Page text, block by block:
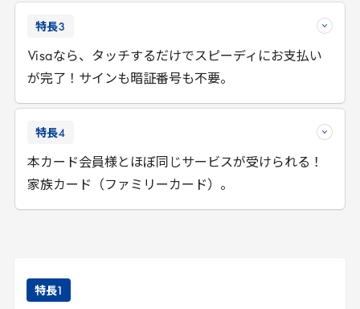
特長3
Visaなら、タッチするだけでスピーディにお支払い
が完了！サインも暗証番号も不要。
特長4
本カード会員様とほぼ同じサービスが受けられる！
家族カード（ファミリーカード）。
特長1